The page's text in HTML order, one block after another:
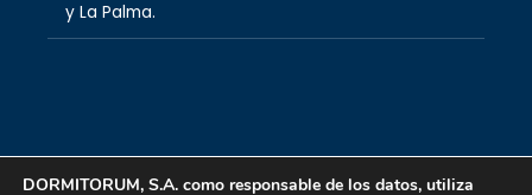
y La Palma.
DORMITORUM, S.A. como responsable de los datos, utiliza